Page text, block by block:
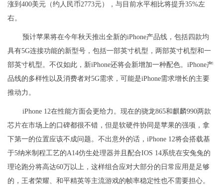
涨到400美元（约人民币2773元），与目前水平相比将提升35%左
右。
预计苹果将在今年秋天推出全新的iPhone产品线，包括四款均
具有5G连接功能的新型号，包括一部英寸机型，两部英寸机型和一
部英寸机型。不仅如此，新iPhone还将会新增加一种配色。iPhone产
品线的多样性以及消费者对5G需求，可能是iPhone需求增长的主要
推动力。
iPhone 12在性能方面会更给力。现在的骁龙865和麒麟990两款
芯片在市场上的口碑都很不错，但是软硬件协同是苹果的强项，拿
下第一的位置应该不成问题。不出意外的话，iPhone 12将会搭载基
于5纳米制程工艺的A14仿生处理器并且配合IOS 14系统在安兔兔的
理论跑分将高达60万以上，这样组合应对大部分的日常应用是足够
的，王者荣耀、和平精英等主流游戏的帧率稳定性也不需要担心。